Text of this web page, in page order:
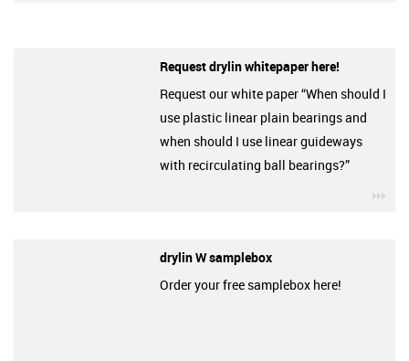
Request drylin whitepaper here!
Request our white paper “When should I
use plastic linear plain bearings and
when should I use linear guideways
with recirculating ball bearings?”
drylin W samplebox
Order your free samplebox here!